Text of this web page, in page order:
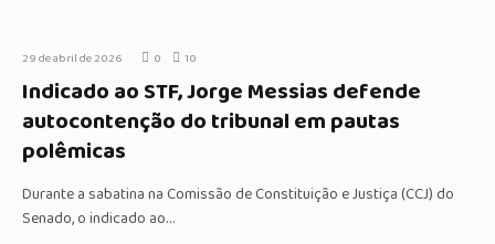
29 de abril de 2026 0 10
Indicado ao STF, Jorge Messias defende
autocontenção do tribunal em pautas
polêmicas
Durante a sabatina na Comissão de Constituição e Justiça (CCJ) do
Senado, o indicado ao…